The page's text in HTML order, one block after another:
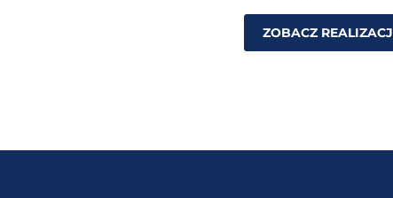
ZOBACZ